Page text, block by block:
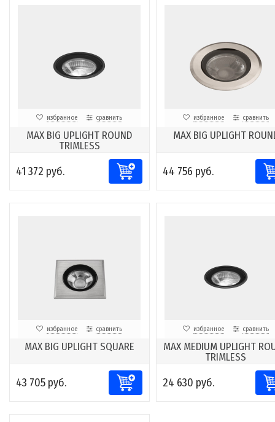
избранное сравнить
MAX BIG UPLIGHT ROUND
TRIMLESS
41 372 руб.
избранное сравнить
MAX BIG UPLIGHT
44 756 руб.
избранное сравнить
MAX BIG UPLIGHT SQUARE
43 705 руб.
избранное сравнить
MAX MEDIUM UPLIGHT
TRIMLESS
24 630 руб.